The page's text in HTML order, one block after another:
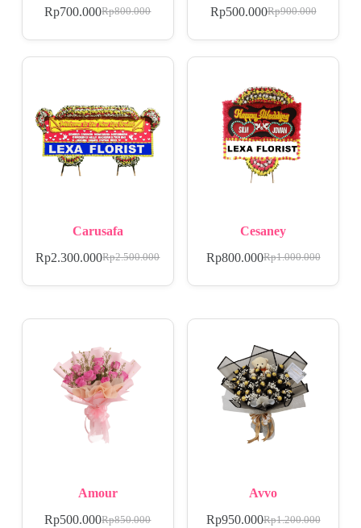
Rp800.000
Rp700.000 Rp900.000
Rp500.000
Carusafa
Rp2.500.000
Rp2.300.000
Cesaney
Rp1.000.000
Rp800.000
Amour
Rp850.000
Rp500.000
Avvo
Rp1.200.000
Rp950.000